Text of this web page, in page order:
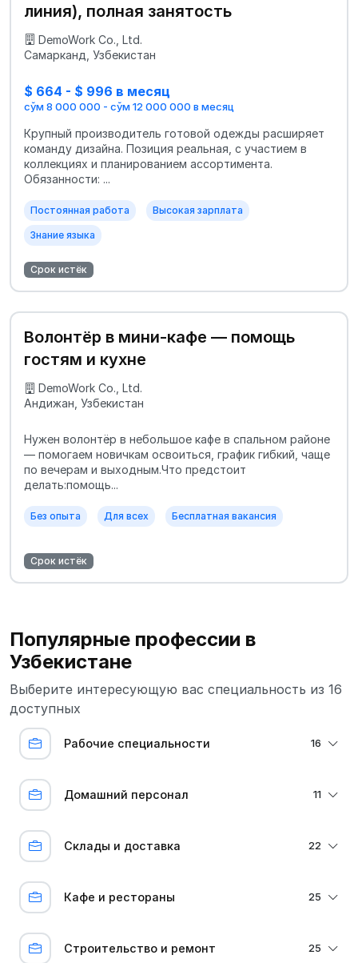
линия), полная занятость
DemoWork Co., Ltd.
Самарканд, Узбекистан
$ 664 - $ 996 в месяц
сўм 8 000 000 - сўм 12 000 000 в месяц
Крупный производитель готовой одежды расширяет
команду дизайна. Позиция реальная, с участием в
коллекциях и планированием ассортимента.
Обязанности: ...
Постоянная работа Высокая зарплата
Знание языка
Срок истёк
Волонтёр в мини-кафе — помощь
гостям и кухне
DemoWork Co., Ltd.
Андижан, Узбекистан
Нужен волонтёр в небольшое кафе в спальном районе
— помогаем новичкам освоиться, график гибкий, чаще
по вечерам и выходным.Что предстоит
делать:помощь...
Без опыта Для всех Бесплатная вакансия
Срок истёк
Популярные профессии в
Узбекистане
Выберите интересующую вас специальность из 16
доступных
Рабочие специальности 16
Домашний персонал 11
Склады и доставка 22
Кафе и рестораны 25
Строительство и ремонт 25